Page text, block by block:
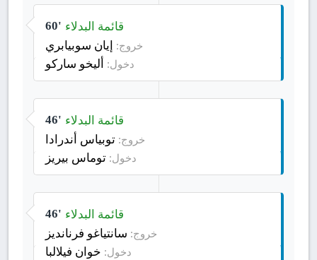
60' قائمة البدلاء
خروج: إيان سوبيابري
دخول: أليخو ساركو
46' قائمة البدلاء
خروج: توبياس أندرادا
دخول: توماس بيريز
46' قائمة البدلاء
خروج: سانتياغو فرنانديز
دخول: خوان فيلالبا